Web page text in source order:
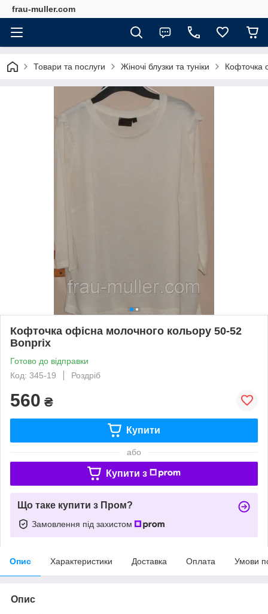
frau-muller.com
Товари та послуги Жіночі блузки та туніки Кофточка
Кофточка офісна молочного кольору 50-52
Bonprix
Готово до відправки
Код: 345-19
Роздріб
560 ₴
Купити
або
Купити з
Що таке купити з Пром?
Замовлення під захистом
Опис Характеристики Доставка Оплата Умови
Опис